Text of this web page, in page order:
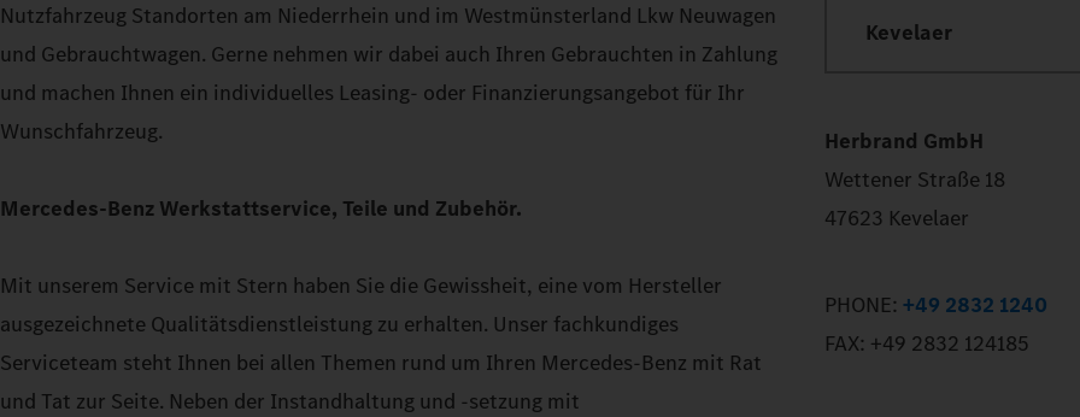
Nutzfahrzeug Standorten am Niederrhein und im Westmünsterland Lkw Neuwagen
und Gebrauchtwagen. Gerne nehmen wir dabei auch Ihren Gebrauchten in Zahlung
und machen Ihnen ein individuelles Leasing- oder Finanzierungsangebot für Ihr
Wunschfahrzeug.
Mercedes-Benz Werkstattservice, Teile und Zubehör.
Mit unserem Service mit Stern haben Sie die Gewissheit, eine vom Hersteller
ausgezeichnete Qualitätsdienstleistung zu erhalten. Unser fachkundiges
Serviceteam steht Ihnen bei allen Themen rund um Ihren Mercedes-Benz mit Rat
und Tat zur Seite. Neben der Instandhaltung und -setzung mit
Kevelaer
Herbrand GmbH
Wettener Straße 18
47623 Kevelaer
PHONE: +49 2832 1240
FAX: +49 2832 124185